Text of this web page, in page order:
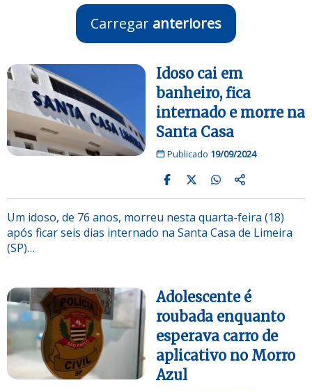
Carregar anteriores
Idoso cai em
banheiro, fica
internado e morre na
Santa Casa
Publicado 19/09/2024
Um idoso, de 76 anos, morreu nesta quarta-feira (18)
após ficar seis dias internado na Santa Casa de Limeira
(SP)…
Adolescente é
roubada enquanto
esperava carro de
aplicativo no Morro
Azul